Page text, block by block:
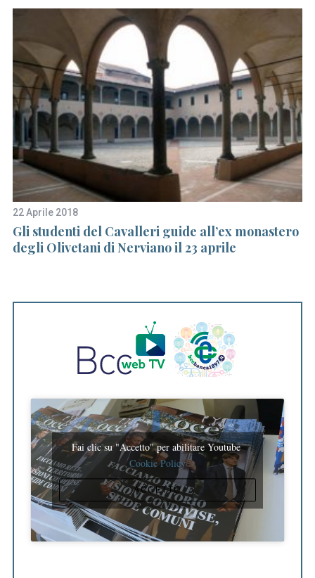
22 Aprile 2018
Gli studenti del Cavalleri guide all’ex monastero
degli Olivetani di Nerviano il 23 aprile
Fai clic su "Accetto" per abilitare Youtube
Cookie Policy
ACCETTO